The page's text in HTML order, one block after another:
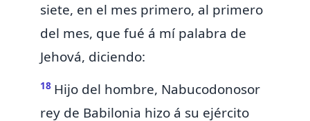
siete, en el mes primero, al primero
del mes, que fué á mí palabra de
Jehová, diciendo:
18 Hijo del hombre, Nabucodonosor
rey de Babilonia hizo á su ejército